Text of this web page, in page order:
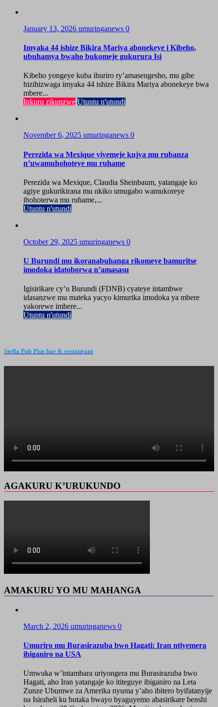
January 13, 2026 umuringanews 0
Imyaka 44 ishize Bikira Mariya abonekeye i Kibeho,
ubuhamya bwaho bukomeje gukurura Isi
Kibeho yongeye kuba ihuriro ry’amasengesho, mu gihe
hizihizwaga imyaka 44 ishize Bikira Mariya abonekeye bwa
mbere...
Inkuru zikunzwe Utuntu n'utundi
November 6, 2025 umuringanews 0
Perezida wa Mexique yiyemeje kujya mu rubanza
n’uwamuhohoteye mu ruhame
Perezida wa Mexique, Claudia Sheinbaum, yatangaje ko
agiye gukurikirana mu nkiko umugabo wamukoreye
ihohoterwa mu ruhame,...
Utuntu n'utundi
October 29, 2025 umuringanews 0
U Burundi mu ikoranabuhanga rikomeye bamuritse
imodoka idatoborwa n’amasasu
Igisirikare cy’u Burundi (FDNB) cyateye intambwe
idasanzwe mu mateka yacyo kimurika imodoka ya mbere
yakorewe imbere...
Utuntu n'utundi
Stella Pub Plus bar & restaurant
AGAKURU K’URUKUNDO
AMAKURU YO MU MAHANGA
March 2, 2026 umuringanews 0
Umuriro mu Burasirazuba bwo Hagati: Iran ntiyemera
ibiganiro na USA
Umwuka w’intambara uriyongera mu Burasirazuba bwo
Hagati, aho Iran yatangaje ko ititeguye ibiganiro na Leta
Zunze Ubumwe za Amerika nyuma y’aho ibitero byifatanyije
na Isiraheli ku butaka bwayo byaguyemo abasirikare benshi